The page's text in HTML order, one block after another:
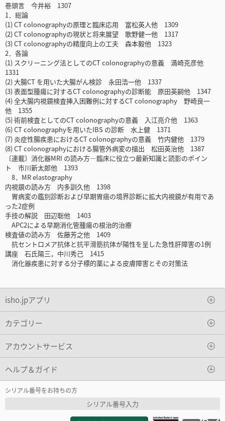
巻頭言 今井裕 1307
1．総論
(1) CT colonographyの原理と臨床応用 富松英人他 1309
(2) CT colonographyの現状と将来展望 歌野健一他 1317
(3) CT colonographyの精度向上の工夫 森本毅他 1323
2．各論
(1) スクリーニング法としてのCT colonographyの意義 満崎克彦他
1331
(2) 大腸CT を用いた大腸がん検診 永田浩一他 1337
(3) 表面型腫瘍に対するCT colonographyの診断能 原田英嗣他 1347
(4) 全大腸内視鏡検査挿入困難例に対するCT colonography 野崎良一
他 1355
(5) 術前検査としてのCT colonographyの意義 入江亮介他 1363
(6) CT colonographyを用いたIBS の診断 水上健 1371
(7) 炎症性腸疾患におけるCT colonographyの意義 竹内健他 1379
(8) CT colonographyにおける腸管外病変の描出 松田英治他 1387
〔連載〕消化器MRI の読み方―臨床に役立つ最新知識と読影のポイン
ト 市川新太郎他 1393
8．MR elastography
内視鏡の読み方 内多訓久他 1398
胃病変の鑑別診断および早期胃癌の境界診断に拡大内視鏡が有用であ
った2症例
手技の解説 田辺聡他 1403
APC2による早期消化管腫瘍の根治的治療
検査値の読み方 佐藤芳之他 1409
抗セントロメア抗体と抗平滑筋抗体が陽性を呈した急性肝障害の1例
講座 石氏陽三，中川秀己 1415
消化器疾患に対する分子標的薬による皮膚障害とその対策法
isho.jpアプリ
カテゴリー
アカウントサービス
ヘルプ＆ガイド
シリアル番号をお持ちの方
シリアル番号入力